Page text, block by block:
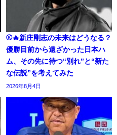
⚾🔥新庄剛志の未来はどうなる？
優勝目前から遠ざかった日本ハ
ム、その先に待つ“別れ”と“新た
な伝説”を考えてみた
2026年8月4日